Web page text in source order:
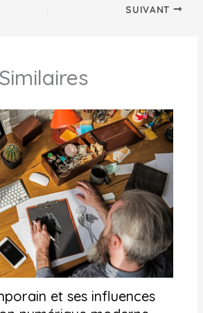
SUIVANT
et ses influences